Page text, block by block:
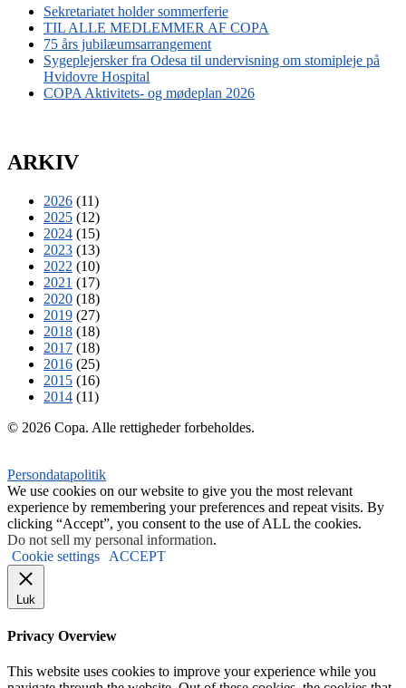
Sekretariatet holder sommerferie
TIL ALLE MEDLEMMER AF COPA
75 års jubilæumsarrangement
Sygeplejersker fra Odesa til undervisning om stomipleje på
Hvidovre Hospital
COPA Aktivitets- og mødeplan 2026
ARKIV
2026 (11)
2025 (12)
2024 (15)
2023 (13)
2022 (10)
2021 (17)
2020 (18)
2019 (27)
2018 (18)
2017 (18)
2016 (25)
2015 (16)
2014 (11)
© 2026 Copa. Alle rettigheder forbeholdes.
Persondatapolitik
We use cookies on our website to give you the most relevant
experience by remembering your preferences and repeat visits. By
clicking “Accept”, you consent to the use of ALL the cookies.
Do not sell my personal information.
Cookie settings
ACCEPT
Luk
Privacy Overview
This website uses cookies to improve your experience while you